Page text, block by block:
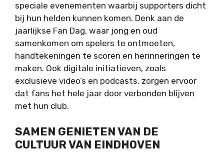
speciale evenementen waarbij supporters dicht
bij hun helden kunnen komen. Denk aan de
jaarlijkse Fan Dag, waar jong en oud
samenkomen om spelers te ontmoeten,
handtekeningen te scoren en herinneringen te
maken. Ook digitale initiatieven, zoals
exclusieve video’s en podcasts, zorgen ervoor
dat fans het hele jaar door verbonden blijven
met hun club.
SAMEN GENIETEN VAN DE
CULTUUR VAN EINDHOVEN